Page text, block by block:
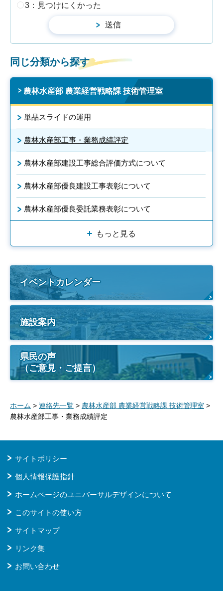
3：見つけにくかった
同じ分類から探す
農林水産部 農業経営戦略課 技術管理室
単品スライドの運用
農林水産部工事・業務成績評定
農林水産部建設工事総合評価方式について
農林水産部優良建設工事表彰について
農林水産部優良委託業務表彰について
もっと見る
イベントカレンダー
施設案内
県民の声
（ご意見・ご提言）
ホーム > 連絡先一覧 > 農林水産部 農業経営戦略課 技術管理室 >
農林水産部工事・業務成績評定
サイトポリシー
個人情報保護指針
ホームページのユニバーサルデザインについて
このサイトの使い方
サイトマップ
リンク集
お問い合わせ